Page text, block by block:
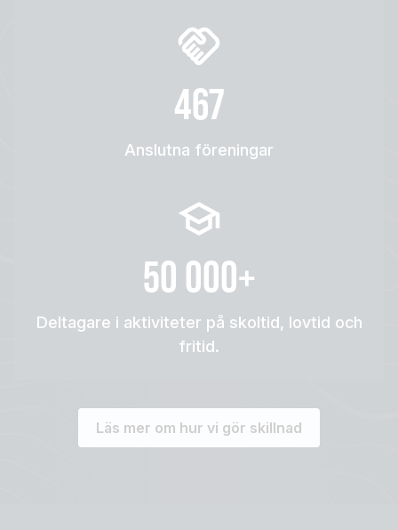
467
Anslutna föreningar
50 000+
Deltagare i aktiviteter på skoltid, lovtid och
fritid.
Läs mer om hur vi gör skillnad